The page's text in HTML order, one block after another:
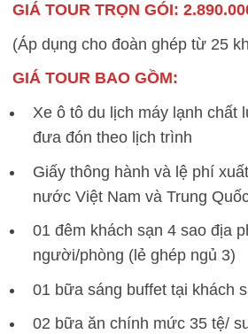
GIÁ TOUR TRỌN GÓI:
(Áp dụng cho đoàn ghép từ 25
GIÁ TOUR BAO GỒM:
Xe ô tô du lịch máy lạnh chất
đưa đón theo lịch trình
Giấy thông hành và lệ phí
nước Việt Nam và Trung
01 đêm khách sạn 4 sao địa
người/phòng (lẻ ghép ngủ 3)
01 bữa sáng buffet tại khách
02 bữa ăn chính mức 35 tệ/